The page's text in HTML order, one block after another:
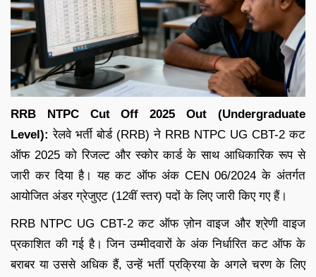
RRB NTPC Cut Off 2025 Out (Undergraduate
Level):रेलवे भर्ती बोर्ड (RRB) ने RRB NTPC UG CBT-2 कट
ऑफ 2025 को रिजल्ट और स्कोर कार्ड के साथ आधिकारिक रूप से
जारी कर दिया है। यह कट ऑफ अंक CEN 06/2024 के अंतर्गत
आयोजित अंडर ग्रेजुएट (12वीं स्तर) पदों के लिए जारी किए गए हैं।
RRB NTPC UG CBT-2 कट ऑफ ज़ोन वाइज और श्रेणी वाइज
प्रकाशित की गई है। जिन उम्मीदवारों के अंक निर्धारित कट ऑफ के
बराबर या उससे अधिक हैं, उन्हें भर्ती प्रक्रिया के अगले चरण के लिए